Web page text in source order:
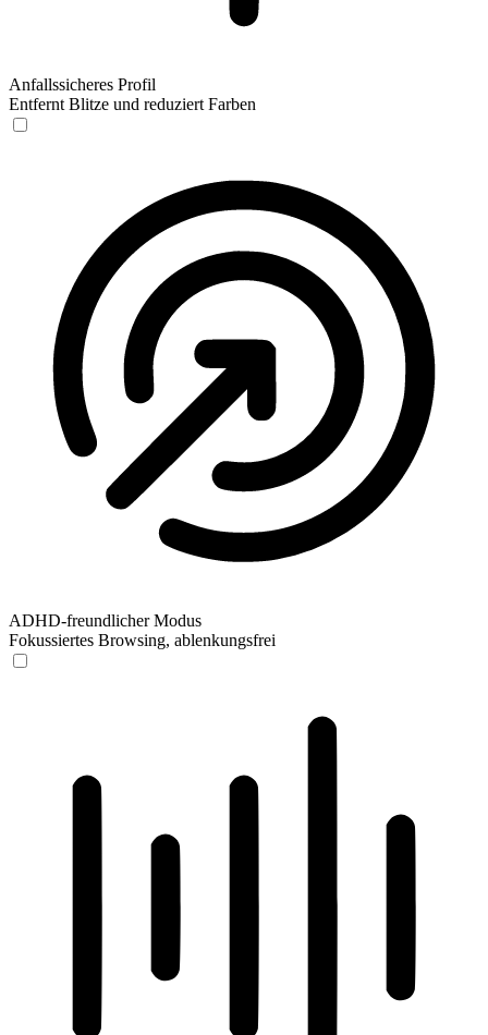
Anfallssicheres Profil
Entfernt Blitze und reduziert Farben
ADHD-freundlicher Modus
Fokussiertes Browsing, ablenkungsfrei